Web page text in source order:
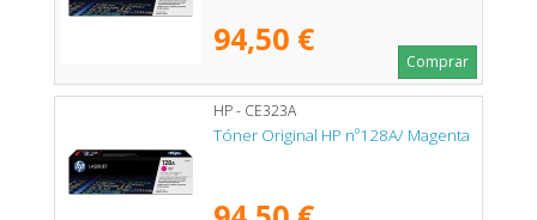
94,50 €
Comprar
HP - CE323A
Tóner Original HP nº128A/ Magenta